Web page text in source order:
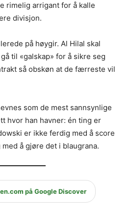
rimelig arrigant for å kalle
divisjon.
på høygir. Al Hilal skal
til «galskap» for å sikre seg
så obskøn at de færreste vil
som de mest sannsynlige
hvor han havner: én ting er
er ikke ferdig med å score
å gjøre det i blaugrana.
på Google Discover